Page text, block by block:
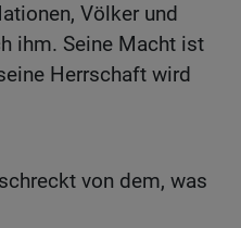
Völker und
ihm. Seine Macht ist
Herrschaft wird
von dem, was